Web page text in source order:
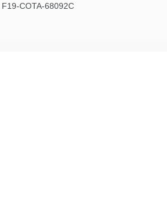
F19-COTA-68092C